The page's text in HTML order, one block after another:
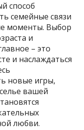
способ
семейные связи
моменты. Выбор
и
– это
и наслаждаться
новые игры,
вашей
любви.